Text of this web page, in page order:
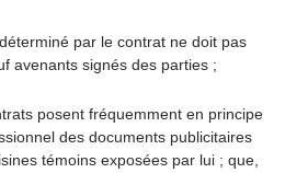
par le contrat ne doit pas
avenants signés des parties ;
posent fréquemment en principe
des documents publicitaires
témoins exposées par lui ; que,